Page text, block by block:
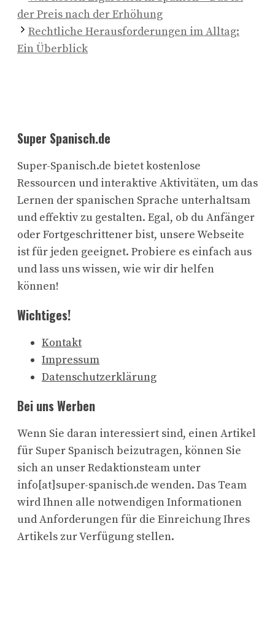
der Preis nach der Erhöhung
Rechtliche Herausforderungen im Alltag:
Ein Überblick
Super Spanisch.de
Super-Spanisch.de bietet kostenlose
Ressourcen und interaktive Aktivitäten, um das
Lernen der spanischen Sprache unterhaltsam
und effektiv zu gestalten. Egal, ob du Anfänger
oder Fortgeschrittener bist, unsere Webseite
ist für jeden geeignet. Probiere es einfach aus
und lass uns wissen, wie wir dir helfen
können!
Wichtiges!
Kontakt
Impressum
Datenschutzerklärung
Bei uns Werben
Wenn Sie daran interessiert sind, einen Artikel
für Super Spanisch beizutragen, können Sie
sich an unser Redaktionsteam unter
info[at]super-spanisch.de wenden. Das Team
wird Ihnen alle notwendigen Informationen
und Anforderungen für die Einreichung Ihres
Artikels zur Verfügung stellen.